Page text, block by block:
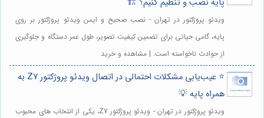
پایه نصب و تنظیم کنیم؟ 🏗️
ویدئو پروژکتور در تهران - نصب صحیح و ایمن ویدئو پروژکتور بر روی
پایه، گامی حیاتی برای تضمین کیفیت تصویر، طول عمر دستگاه و جلوگیری
از حوادث ناخواسته است. | مشاهده و خرید
⭐️ عیب‌یابی مشکلات احتمالی در اتصال ویدئو پروژکتور Z7 به
همراه پایه 💡
ویدئو پروژکتور در تهران - ویدئو پروژکتور Z7، یکی از انتخاب های محبوب